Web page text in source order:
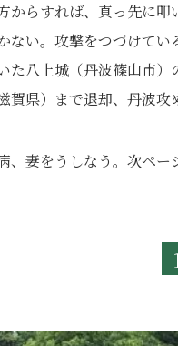
からすれば、真っ先に
ない。攻撃をつづけて
た八上城（丹波篠山市
賀県）まで退却、丹波
、妻をうしなう。次ペ